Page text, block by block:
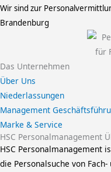
Wir sind zur
Brandenburg
Das Unternehmen
Über Uns
Niederlassungen
Management
Marke & Service
HSC Personalmanagement
HSC Personalmanagement
die Personalsuche von